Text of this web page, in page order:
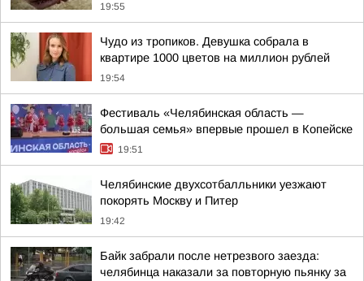
19:55
Чудо из тропиков. Девушка собрала в
квартире 1000 цветов на миллион рублей
19:54
Фестиваль «Челябинская область —
большая семья» впервые прошел в Копейске
19:51
Челябинские двухсотбалльники уезжают
покорять Москву и Питер
19:42
Байк забрали после нетрезвого заезда:
челябинца наказали за повторную пьянку за